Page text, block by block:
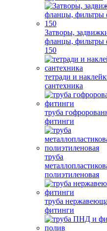
Затворы,
фланцы, фильтры
150
тетради и
сантехника
труба
фитинги
труба
полиэтиленовая
труба
фитинги